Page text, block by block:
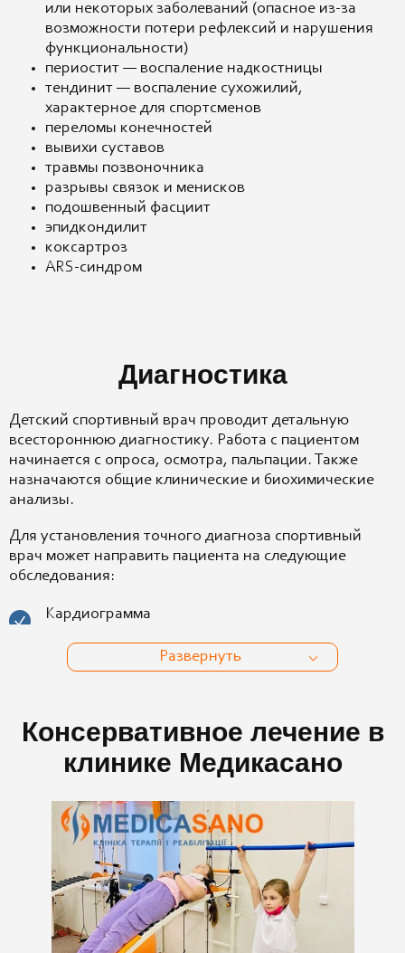
или некоторых заболеваний (опасное из-за
возможности потери рефлексий и нарушения
функциональности)
периостит — воспаление надкостницы
тендинит — воспаление сухожилий,
характерное для спортсменов
переломы конечностей
вывихи суставов
травмы позвоночника
разрывы связок и менисков
подошвенный фасциит
эпидкондилит
коксартроз
ARS-синдром
Диагностика
Детский спортивный врач проводит детальную
всестороннюю диагностику. Работа с пациентом
начинается с опроса, осмотра, пальпации. Также
назначаются общие клинические и биохимические
анализы.
Для установления точного диагноза спортивный
врач может направить пациента на следующие
обследования:
Кардиограмма
Развернуть
Консервативное лечение в
клинике Медикасано